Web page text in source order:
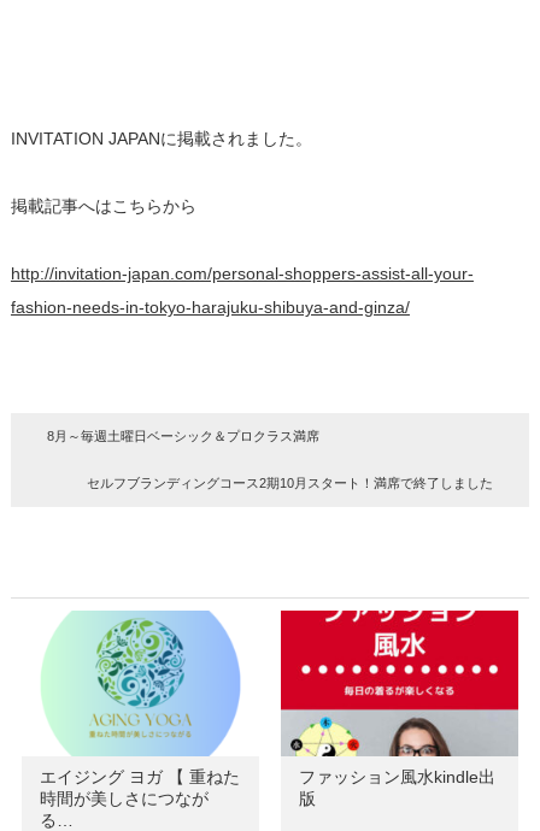
INVITATION JAPANに掲載されました。
掲載記事へはこちらから
http://invitation-japan.com/personal-shoppers-assist-all-your-
fashion-needs-in-tokyo-harajuku-shibuya-and-ginza/
8月～毎週土曜日ベーシック＆プロクラス満席
セルフブランディングコース2期10月スタート！満席で終了しました
エイジング ヨガ 【 重ねた
時間が美しさにつなが
る…
ファッション風水kindle出
版